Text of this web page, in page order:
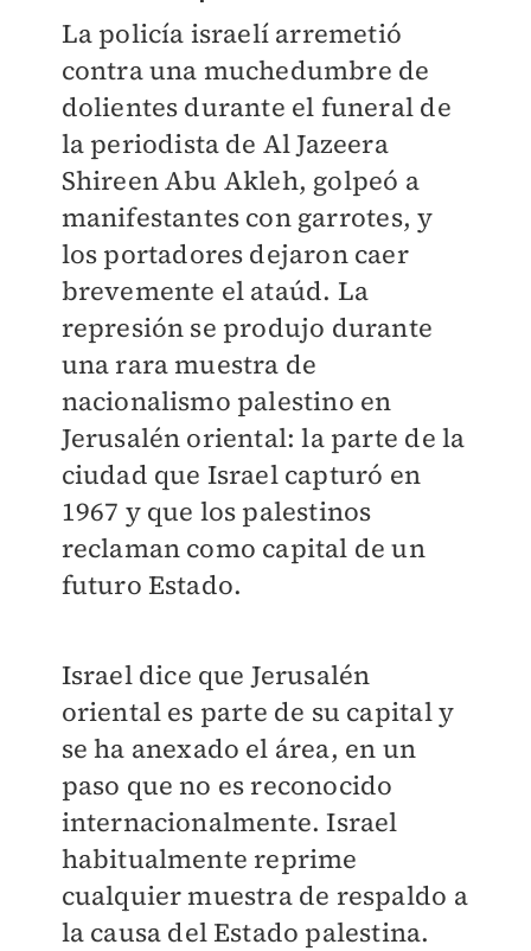
La policía israelí arremetió
contra una muchedumbre de
dolientes durante el funeral de
la periodista de Al Jazeera
Shireen Abu Akleh, golpeó a
manifestantes con garrotes, y
los portadores dejaron caer
brevemente el ataúd. La
represión se produjo durante
una rara muestra de
nacionalismo palestino en
Jerusalén oriental: la parte de la
ciudad que Israel capturó en
1967 y que los palestinos
reclaman como capital de un
futuro Estado.
Israel dice que Jerusalén
oriental es parte de su capital y
se ha anexado el área, en un
paso que no es reconocido
internacionalmente. Israel
habitualmente reprime
cualquier muestra de respaldo a
la causa del Estado palestina.